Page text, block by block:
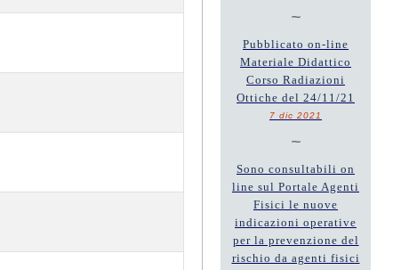
~
Pubblicato on-line
Materiale Didattico
Corso Radiazioni
Ottiche del 24/11/21
7 dic 2021
~
Sono consultabili on
line sul Portale Agenti
Fisici le nuove
indicazioni operative
per la prevenzione del
rischio da agenti fisici